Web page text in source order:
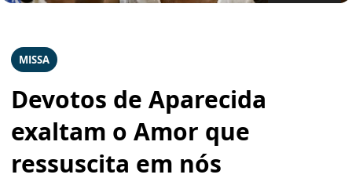
MISSA
Devotos de Aparecida
exaltam o Amor que
ressuscita em nós